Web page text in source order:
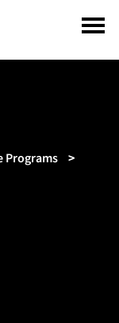
Programs